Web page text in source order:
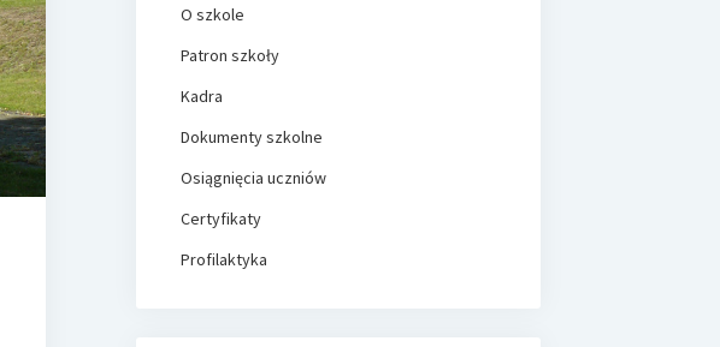
O szkole
Patron szkoły
Kadra
Dokumenty szkolne
Osiągnięcia uczniów
Certyfikaty
Profilaktyka